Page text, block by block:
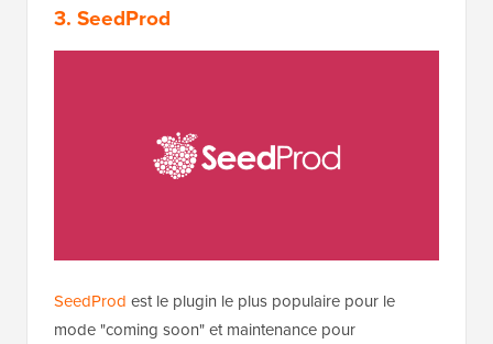
3. SeedProd
SeedProd est le plugin le plus populaire pour le
mode "coming soon" et maintenance pour